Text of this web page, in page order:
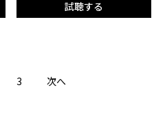
試聴する
3 次へ